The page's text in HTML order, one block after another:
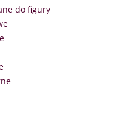
do figury